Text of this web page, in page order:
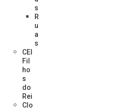
s
R
u
a
s
CEI
Fil
ho
s
do
Rei
Clo